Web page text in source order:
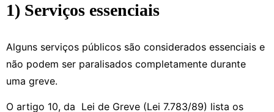
1) Serviços essenciais
Alguns serviços públicos são considerados essenciais e
não podem ser paralisados completamente durante
uma greve.
O artigo 10, da Lei de Greve (Lei 7.783/89) lista os